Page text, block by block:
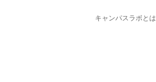
キャンパスラボとは